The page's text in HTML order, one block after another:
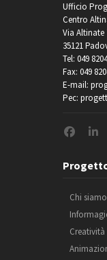
Ufficio
Centro
Via Altinate
35121
Tel: 049
Fax: 049
E-mail:
Pec:
Chi siamo
Creatività